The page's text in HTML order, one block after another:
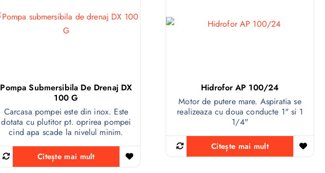
Pompa Submersibila De Drenaj DX
100 G
Carcasa pompei este din inox. Este
dotata cu plutitor pt. oprirea pompei
cind apa scade la nivelul minim.
Citește mai mult
Hidrofor AP 100/24
Motor de putere mare. Aspiratia se
realizeaza cu doua conducte 1" si 1
1/4"
Citește mai mult